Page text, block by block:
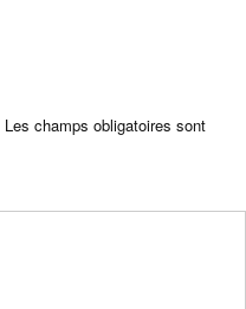
Les champs obligatoires sont